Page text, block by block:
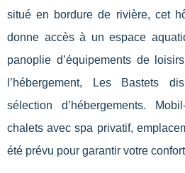
situé en bordure de rivière, cet
donne accès à un espace
panoplie d’équipements de
l’hébergement, Les Bastets
sélection d’hébergements.
chalets avec spa privatif,
été prévu pour garantir votre